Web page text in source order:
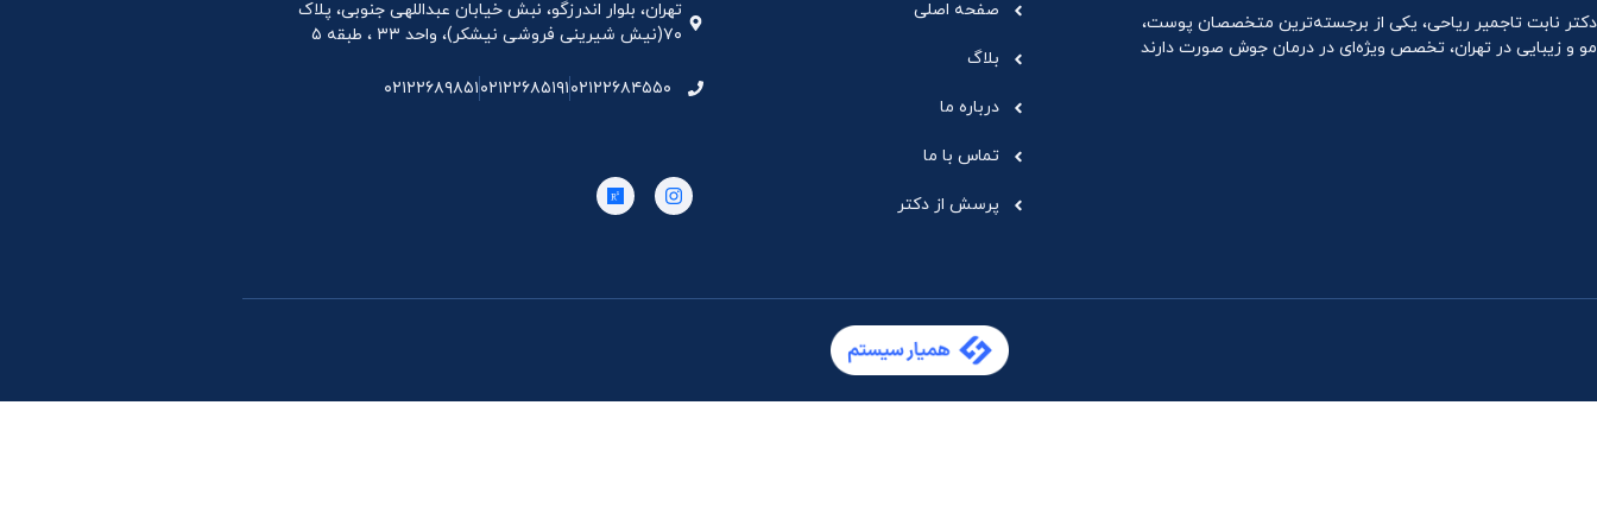
دکتر نابت تاجمیر ریاحی، یکی از برجسته‌ترین متخصصان پوست،
مو و زیبایی در تهران، تخصص ویژه‌ای در درمان جوش صورت دارند
صفحه اصلی
بلاگ
درباره ما
تماس با ما
پرسش از دکتر
تهران، بلوار اندرزگو، نبش خیابان عبداللهی جنوبی، پلاک
۷۰(نیش شیرینی فروشی نیشکر)، واحد ۳۳ ، طبقه ۵
۰۲۱۲۲۶۸۴۵۵۰۰۲۱۲۲۶۸۵۱۹۱۰۲۱۲۲۶۸۹۸۵۱